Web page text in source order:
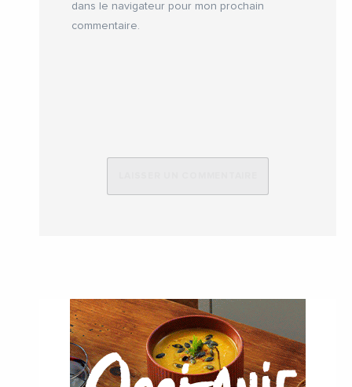
dans le navigateur pour mon prochain
commentaire.